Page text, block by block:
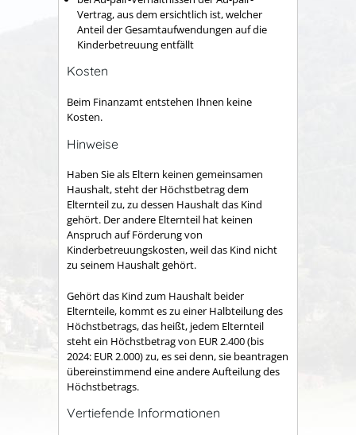
Vertrag, aus dem ersichtlich ist, welcher
Anteil der Gesamtaufwendungen auf die
Kinderbetreuung entfällt
Kosten
Beim Finanzamt entstehen Ihnen keine
Kosten.
Hinweise
Haben Sie als Eltern keinen gemeinsamen
Haushalt, steht der Höchstbetrag dem
Elternteil zu, zu dessen Haushalt das Kind
gehört. Der andere Elternteil hat keinen
Anspruch auf Förderung von
Kinderbetreuungskosten, weil das Kind nicht
zu seinem Haushalt gehört.
Gehört das Kind zum Haushalt beider
Elternteile, kommt es zu einer Halbteilung des
Höchstbetrags, das heißt, jedem Elternteil
steht ein Höchstbetrag von EUR 2.400 (bis
2024: EUR 2.000) zu, es sei denn, sie beantragen
übereinstimmend eine andere Aufteilung des
Höchstbetrags.
Vertiefende Informationen